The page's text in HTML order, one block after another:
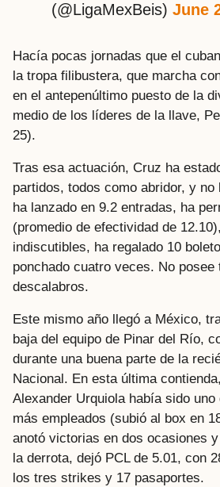
(@LigaMexBeis) June
Hacía pocas jornadas que el
la tropa filibustera, que marcha
en el antepenúltimo puesto de la
medio de los líderes de la llave,
25).
Tras esa actuación, Cruz ha
partidos, todos como abridor, y no
ha lanzado en 9.2 entradas, ha
(promedio de efectividad de
indiscutibles, ha regalado 10
ponchado cuatro veces. No
descalabros.
Este mismo año llegó a México,
baja del equipo de Pinar del Río,
durante una buena parte de la
Nacional. En esta última
Alexander Urquiola había sido
más empleados (subió al box en
anotó victorias en dos ocasiones
la derrota, dejó PCL de 5.01, con
los tres strikes y 17 pasaportes.